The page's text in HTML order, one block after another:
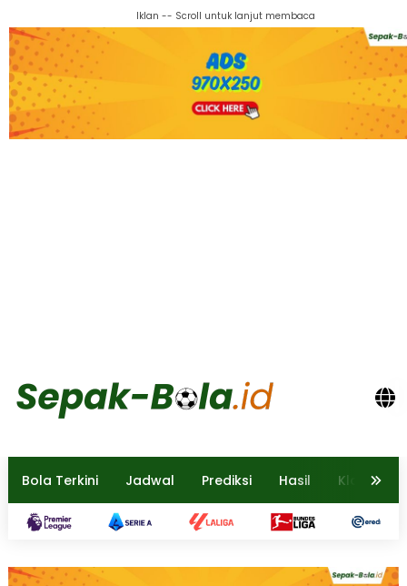
Iklan -- Scroll untuk lanjut membaca
Bola Terkini Jadwal Prediksi Hasil Klasemen